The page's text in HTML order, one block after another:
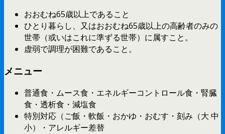
おおむね65歳以上であること
ひとり暮らし、又はおおむね65歳以上の高齢者のみの
世帯（或いはこれに準ずる世帯）に属すこと。
虚弱で調理が困難であること。
メニュー
普通食・ムース食・エネルギーコントロール食・腎臓
食・透析食・減塩食
特別対応（ご飯・軟飯・おかゆ・おむす・刻み（大 中
小）・アレルギー差替